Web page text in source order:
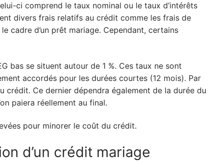
ci comprend le taux nominal ou le taux d’intérêts
divers frais relatifs au crédit comme les frais de
cadre d’un prêt mariage. Cependant, certains
bas se situent autour de 1 %. Ces taux ne sont
accordés pour les durées courtes (12 mois). Par
crédit. Ce dernier dépendra également de la durée du
paiera réellement au final.
pour minorer le coût du crédit.
d’un crédit mariage